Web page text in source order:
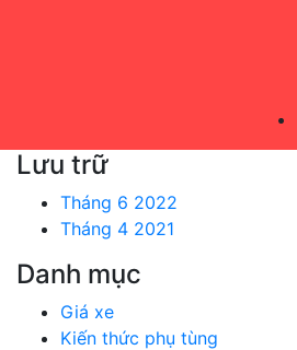
Lưu trữ
Tháng 6 2022
Tháng 4 2021
Danh mục
Giá xe
Kiến thức phụ tùng